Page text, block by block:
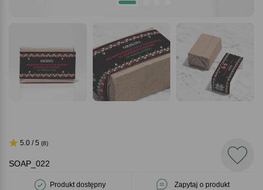
SOAP_022
Produkt dostępny Zapytaj o produkt
5.0 / 5 (8)